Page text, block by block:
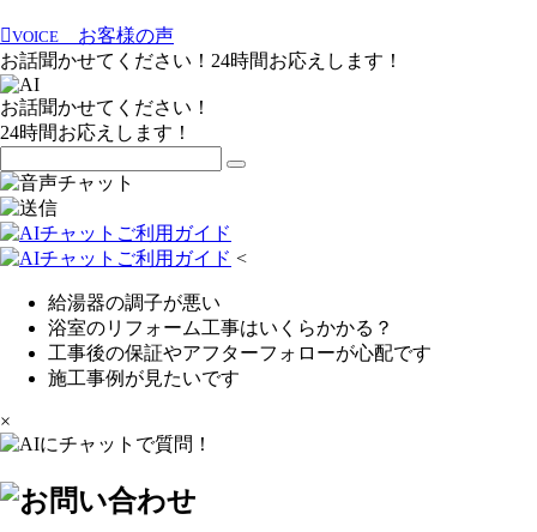
VOICE
お客様の声
お話聞かせてください！24時間お応えします！
お話聞かせてください！
24時間お応えします！
<
給湯器の調子が悪い
浴室のリフォーム工事はいくらかかる？
工事後の保証やアフターフォローが心配です
施工事例が見たいです
×